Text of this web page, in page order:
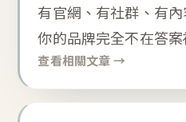
有官網、有社群、有
你的品牌完全不在答案
查看相關文章 →